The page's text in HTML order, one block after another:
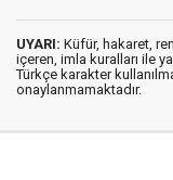
UYARI: Küfür, hakaret,
içeren, imla kuralları ile
Türkçe karakter
onaylanmamaktadır.